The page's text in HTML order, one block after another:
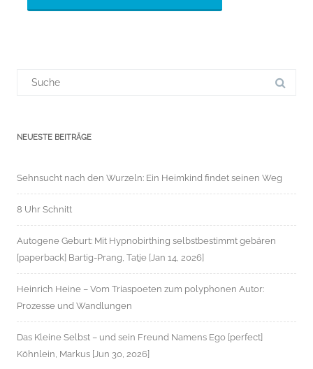
NEUESTE BEITRÄGE
Sehnsucht nach den Wurzeln: Ein Heimkind findet seinen Weg
8 Uhr Schnitt
Autogene Geburt: Mit Hypnobirthing selbstbestimmt gebären
[paperback] Bartig-Prang, Tatje [Jan 14, 2026]
Heinrich Heine – Vom Triaspoeten zum polyphonen Autor:
Prozesse und Wandlungen
Das Kleine Selbst – und sein Freund Namens Ego [perfect]
Köhnlein, Markus [Jun 30, 2026]